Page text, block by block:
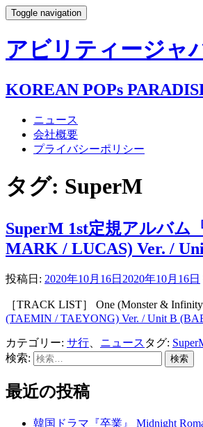
Toggle navigation
アビリティージャ
KOREAN POPs
ニュース
会社概要
プライバシーポリシー
タグ: SuperM
SuperM 1st定規アルバム
MARK / LUCAS) Ver. /
投稿日: 2020年10月16日 2020年10月16日
［TRACK LIST］ One (Monster &
(TAEMIN / TAEYONG) Ver. / Unit B
カテゴリー: サ行 ニュース タグ:
検索:
最近の投稿
韓国ドラマ『卒業』 Midnight